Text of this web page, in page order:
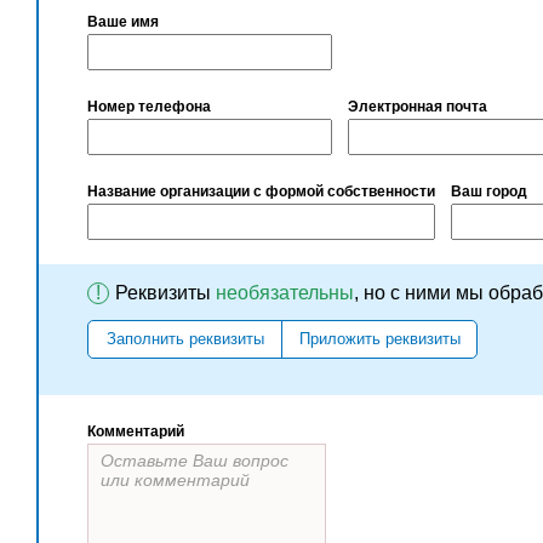
Ваше имя
Номер телефона Электронная почта
Название организации с формой собственности Ваш город
! Реквизиты необязательны, но с ними мы
Заполнить реквизиты Приложить реквизиты
Комментарий